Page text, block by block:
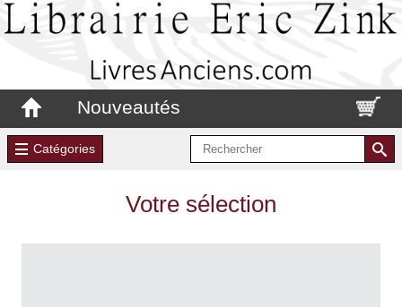
Nouveautés
Catégories
Votre sélection